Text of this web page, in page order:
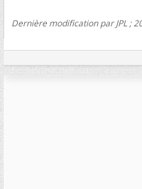
Dernière modification par JPL ;